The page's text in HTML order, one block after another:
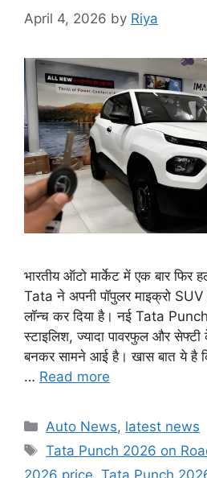
April 4, 2026 by Riya
भारतीय ऑटो मार्केट में एक बार फिर
Tata ने अपनी पॉपुलर माइक्रो
लॉन्च कर दिया है। नई Tata
स्टाइलिश, ज्यादा पावरफुल और
बनकर सामने आई है। खास बात ये है
… Read more
Categories
Auto News, latest news
Tags
Tata Punch 2026 on
2026 price, Tata Punch